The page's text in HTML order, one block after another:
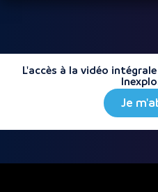
L'accès à la vidéo
Je